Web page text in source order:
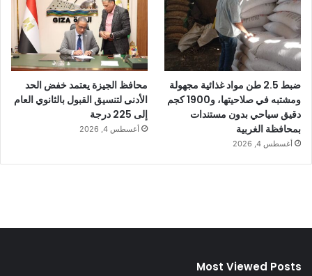
ضبط 2.5 طن مواد غذائية مجهولة
ومشتبه في صلاحيتها، و1900 كجم
دقيق سياحي بدون مستندات
بمحافظة الغربية
أغسطس 4, 2026
محافظ الجيزة يعتمد خفض الحد
الأدنى لتنسيق القبول بالثانوي العام
إلى 225 درجة
أغسطس 4, 2026
Most Viewed Posts